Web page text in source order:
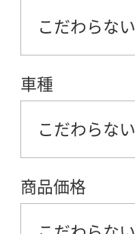
こだわらない
車種
こだわらない
商品価格